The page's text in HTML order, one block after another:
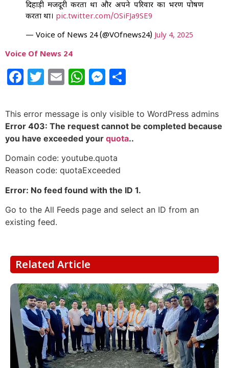
दिहाड़ी मजदूरी करता था और अपने परिवार का भरण पोषण
करता था। pic.twitter.com/OSiFJa9SE9
— Voice of News 24 (@VOfnews24) July 4, 2025
Voice Of News 24
Facebook
Twitter
EmailWhatsApp
Messenger
This error message is only visible to WordPress admins
Error 403: The request cannot be completed because
you have exceeded your quota..
Domain code: youtube.quota
Reason code: quotaExceeded
Error: No feed found with the ID 1.
Go to the All Feeds page and select an ID from an
existing feed.
Related Article